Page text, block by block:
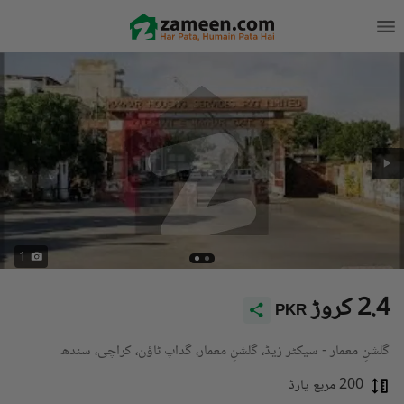
1
PKR 2.4 کروڑ
گلشنِ معمار - سیکٹر زیڈ، گلشنِ معمار، گداپ ٹاؤن، کراچی، سندھ
200 مربع یارڈ